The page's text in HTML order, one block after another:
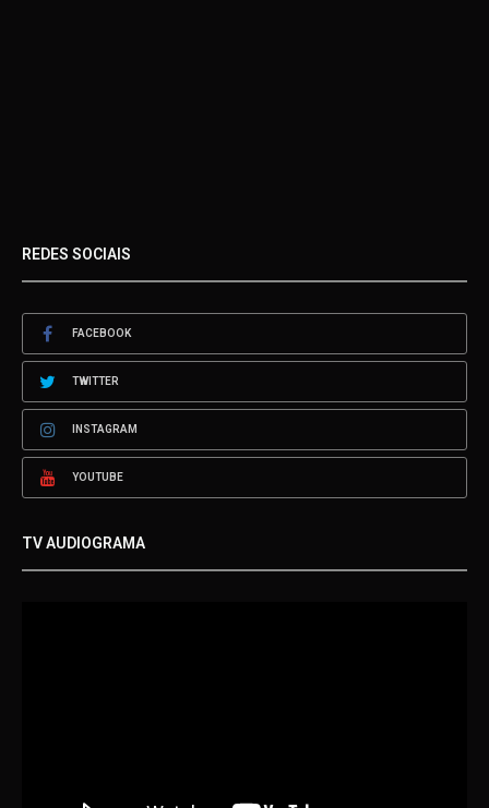
REDES SOCIAIS
FACEBOOK
TWITTER
INSTAGRAM
YOUTUBE
TV AUDIOGRAMA